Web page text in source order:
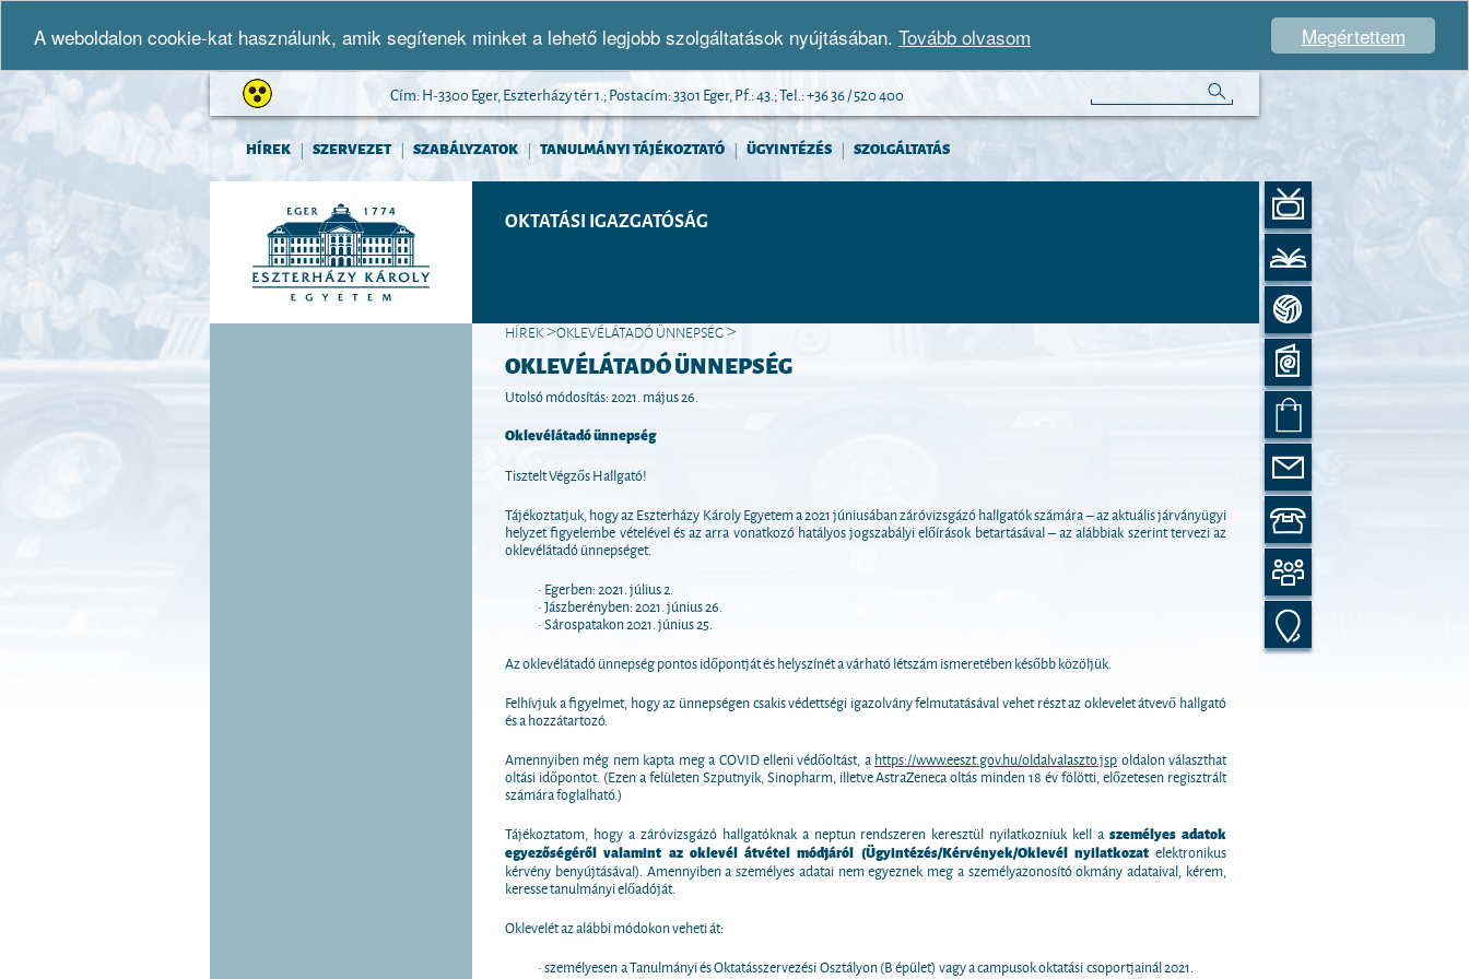
Megértettem
A weboldalon cookie-kat használunk, amik segítenek minket a lehető legjobb szolgáltatások nyújtásában. Tovább olvasom
Cím: H-3300 Eger, Eszterházy tér 1.; Postacím: 3301 Eger, Pf.: 43.; Tel.: +36 36 / 520 400
HÍREK | SZERVEZET | SZABÁLYZATOK | TANULMÁNYI TÁJÉKOZTATÓ | ÜGYINTÉZÉS | SZOLGÁLTATÁS
OKTATÁSI IGAZGATÓSÁG
HÍREK>OKLEVÉLÁTADÓ ÜNNEPSÉG>
OKLEVÉLÁTADÓ ÜNNEPSÉG
Utolsó módosítás: 2021. május 26.
Oklevélátadó ünnepség
Tisztelt Végzős Hallgató!
Tájékoztatjuk, hogy az Eszterházy Károly Egyetem a 2021 júniusában záróvizsgázó hallgatók számára – az aktuális járványügyi
helyzet figyelembe vételével és az arra vonatkozó hatályos jogszabályi előírások betartásával – az alábbiak szerint tervezi az
oklevélátadó ünnepséget.
• Egerben: 2021. július 2.
• Jászberényben: 2021. június 26.
• Sárospatakon 2021. június 25.
Az oklevélátadó ünnepség pontos időpontját és helyszínét a várható létszám ismeretében később közöljük.
Felhívjuk a figyelmet, hogy az ünnepségen csakis védettségi igazolvány felmutatásával vehet részt az oklevelet átvevő hallgató
és a hozzátartozó.
Amennyiben még nem kapta meg a COVID elleni védőoltást, a https://www.eeszt.gov.hu/oldalvalaszto.jsp oldalon választhat
oltási időpontot. (Ezen a felületen Szputnyik, Sinopharm, illetve AstraZeneca oltás minden 18 év fölötti, előzetesen regisztrált
számára foglalható.)
Tájékoztatom, hogy a záróvizsgázó hallgatóknak a neptun rendszeren keresztül nyilatkozniuk kell aszemélyes adatok
egyezőségéről valamint az oklevél átvétel módjáról (Ügyintézés/Kérvények/Oklevél nyilatkozatelektronikus
kérvény benyújtásával). Amennyiben a személyes adatai nem egyeznek meg a személyazonosító okmány adataival, kérem,
keresse tanulmányi előadóját.
Oklevelét az alábbi módokon veheti át:
• személyesen a Tanulmányi és Oktatásszervezési Osztályon (B épület) vagy a campusok oktatási csoportjainál 2021.